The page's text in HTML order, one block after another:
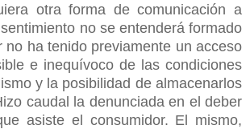
otra forma de comunicación a
no se entenderá formado
no ha tenido previamente un acceso
e inequívoco de las condiciones
y la posibilidad de almacenarlos
caudal la denunciada en el deber
asiste el consumidor. El mismo,